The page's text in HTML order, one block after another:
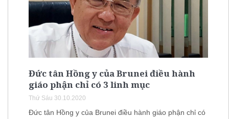
Đức tân Hồng y của Brunei điều hành
giáo phận chỉ có 3 linh mục
Thứ Sáu 30.10.2020
Đức tân Hồng y của Brunei điều hành giáo phận chỉ có